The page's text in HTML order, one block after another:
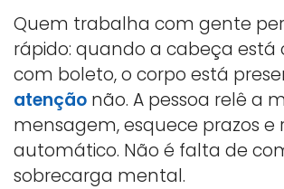
Quem trabalha com gente
rápido: quando a cabeça está
com boleto, o corpo está
atenção não. A pessoa relê a
mensagem, esquece prazos e
automático. Não é falta de
sobrecarga mental.